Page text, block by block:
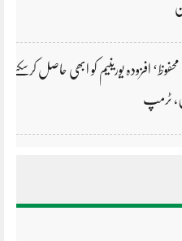
افزودہ یورینیم کو ابھی حاصل کرسکتے
ٹرمپ